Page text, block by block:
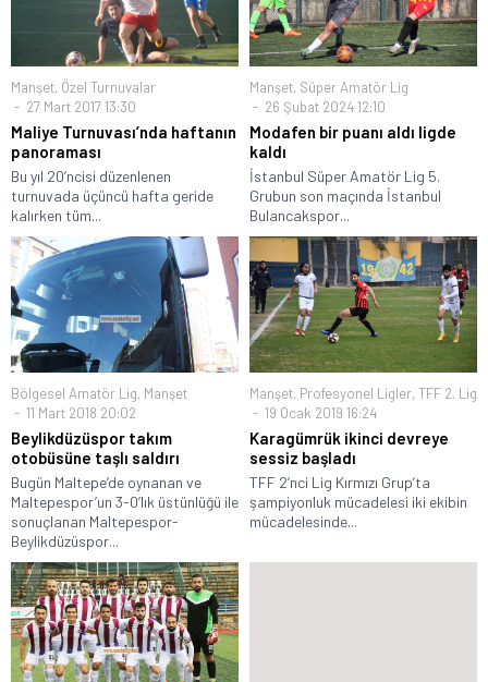
Manşet, Özel Turnuvalar
27 Mart 2017 13:30
Maliye Turnuvası’nda haftanın
panoraması
Bu yıl 20’ncisi düzenlenen
turnuvada üçüncü hafta geride
kalırken tüm...
Manşet, Süper Amatör Lig
26 Şubat 2024 12:10
Modafen bir puanı aldı ligde
kaldı
İstanbul Süper Amatör Lig 5.
Grubun son maçında İstanbul
Bulancakspor...
Bölgesel Amatör Lig, Manşet
11 Mart 2018 20:02
Beylikdüzüspor takım
otobüsüne taşlı saldırı
Bugün Maltepe’de oynanan ve
Maltepespor’un 3-0’lık üstünlüğü ile
sonuçlanan Maltepespor-
Beylikdüzüspor...
Manşet, Profesyonel Ligler, TFF 2. Lig
19 Ocak 2019 16:24
Karagümrük ikinci devreye
sessiz başladı
TFF 2’nci Lig Kırmızı Grup’ta
şampiyonluk mücadelesi iki ekibin
mücadelesinde...